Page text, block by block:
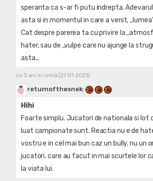
speranta ca s-ar fi putu indrepta. Adevarul
asta si in momentul in care a venit,
Cat despre parerea ta cu privire la
hater, sau de ,,vulpe care nu ajunge la
asta...
cu 3 ani în urmă (27.01.2023)
returnofthesnek:
Hihi
Foarte simplu. Jucatori de nationala si lot
luat campionate sunt. Reactia nu e de
vostru e in cel mai bun caz un bully, nu un
jucatori, care au facut in mai scurtele lor
la viata lui.